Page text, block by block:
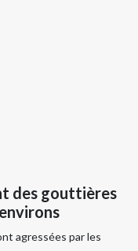
des gouttières
agressées par les